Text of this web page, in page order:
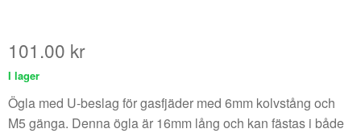
VANLIGA FRÅGOR
101.00 kr
I lager
Ögla med U-beslag för gasfjäder med 6mm kolvstång och
M5 gänga. Denna ögla är 16mm lång och kan fästas i både